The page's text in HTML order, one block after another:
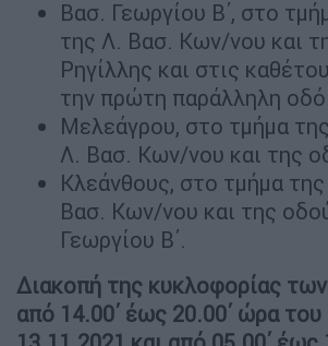
Βασ. Γεωργίου Β΄, στο
της Λ. Βασ. Κων/νου και
Ρηγίλλης και στις
την πρώτη παράλληλη
Μελεάγρου, στο τμήμα
Λ. Βασ. Κων/νου και της
Κλεάνθους, στο τμήμα
Βασ. Κων/νου και της
Γεωργίου Β΄.
Διακοπή της κυκλοφορίας
από 14.00΄ έως 20.00΄ ώρα